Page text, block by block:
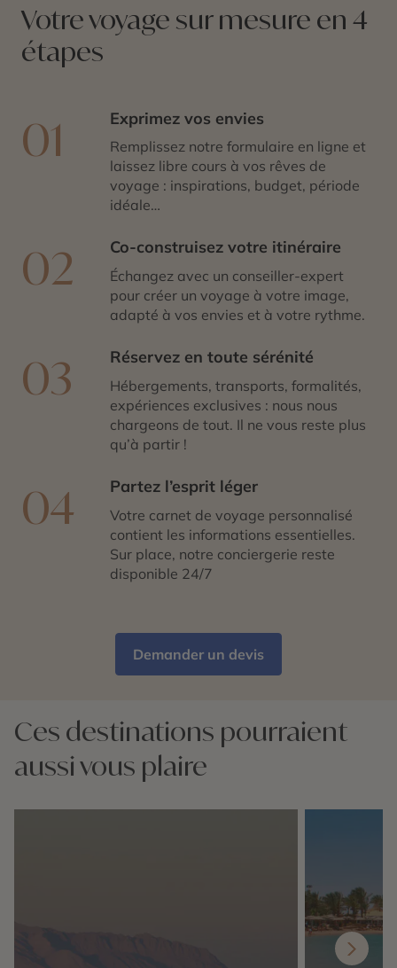
Votre voyage sur mesure en 4
étapes
01 Exprimez vos envies
Remplissez notre formulaire en ligne et
laissez libre cours à vos rêves de
voyage : inspirations, budget, période
idéale…
02 Co-construisez votre itinéraire
Échangez avec un conseiller-expert
pour créer un voyage à votre image,
adapté à vos envies et à votre rythme.
03 Réservez en toute sérénité
Hébergements, transports, formalités,
expériences exclusives : nous nous
chargeons de tout. Il ne vous reste plus
qu’à partir !
04 Partez l’esprit léger
Votre carnet de voyage personnalisé
contient les informations essentielles.
Sur place, notre conciergerie reste
disponible 24/7
Demander un devis
Ces destinations pourraient
aussi vous plaire